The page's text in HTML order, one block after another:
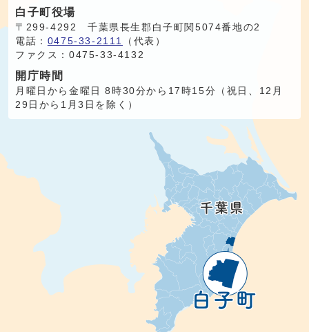
白子町役場
〒299-4292 千葉県長生郡白子町関5074番地の2
電話： 0475-33-2111
（代表）
ファクス：0475-33-4132
開庁時間
月曜日から金曜日 8時30分から17時15分（祝日、12月
29日から1月3日を除く）